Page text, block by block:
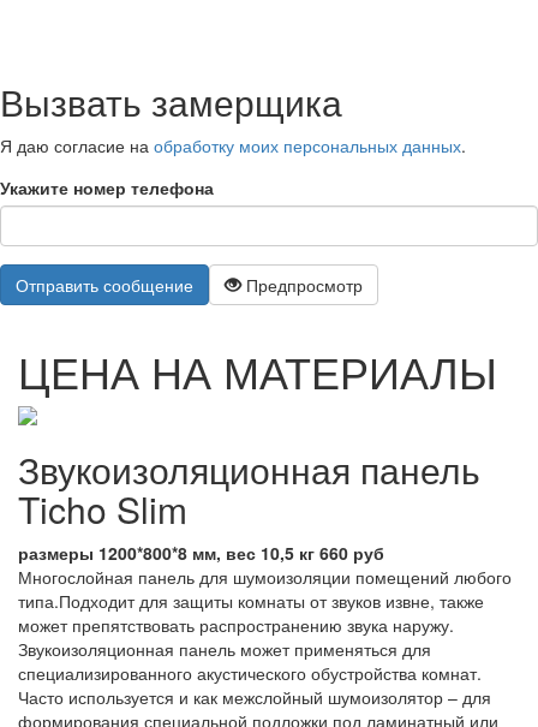
Вызвать замерщика
Я даю согласие на обработку моих персональных данных.
Укажите номер телефона
Отправить сообщение Предпросмотр
ЦЕНА НА МАТЕРИАЛЫ
Звукоизоляционная панель
Ticho Slim
размеры 1200*800*8 мм, вес 10,5 кг 660 руб
Многослойная панель для шумоизоляции помещений любого
типа.Подходит для защиты комнаты от звуков извне, также
может препятствовать распространению звука наружу.
Звукоизоляционная панель может применяться для
специализированного акустического обустройства комнат.
Часто используется и как межслойный шумоизолятор – для
формирования специальной подложки под ламинатный или